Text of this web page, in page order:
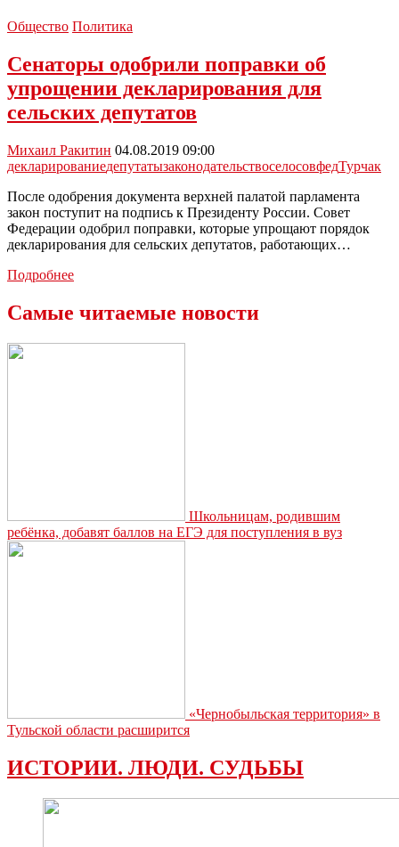
Общество Политика
Сенаторы одобрили поправки об
упрощении декларирования для
сельских депутатов
Михаил Ракитин 04.08.2019 09:00
декларированиедепутатызаконодательствоселосовфедТурчак
После одобрения документа верхней палатой парламента
закон поступит на подпись к Президенту России. Совет
Федерации одобрил поправки, которые упрощают порядок
декларирования для сельских депутатов, работающих…
ПодробнееСенаторы
об
Самые читаемые новости
Школьницам, родившим
ребёнка, добавят баллов на ЕГЭ для поступления в вуз
«Чернобыльская территория» в
Тульской области расширится
ИСТОРИИ. ЛЮДИ. СУДЬБЫ